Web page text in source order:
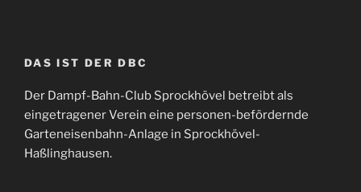
DAS IST DER DBC
Der Dampf-Bahn-Club Sprockhövel betreibt als
eingetragener Verein eine personen-befördernde
Garteneisenbahn-Anlage in Sprockhövel-
Haßlinghausen.